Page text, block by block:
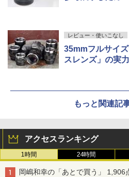
レビュー・使いこなし
35mmフルサイ
スレンズ」の実力
もっと関連記
アクセスランキング
1時間 24時間
岡嶋和幸の「あとで買う」